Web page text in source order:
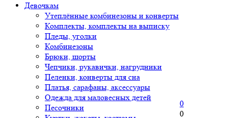
Девочкам
Утеплённые комбинезоны и конверты
Комплекты, комплекты на выписку
Пледы, уголки
Комбинезоны
Брюки, шорты
Чепчики, рукавички, нагрудники
Пеленки, конверты для сна
Платья, сарафаны, аксессуары
Одежда для маловесных детей
Песочники
0
0